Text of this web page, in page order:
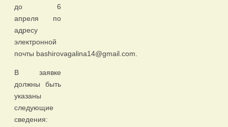
до 6
апреля по
адресу
электронной
почты bashirovagalina14@gmail.com.
В заявке
должны быть
указаны
следующие
сведения: